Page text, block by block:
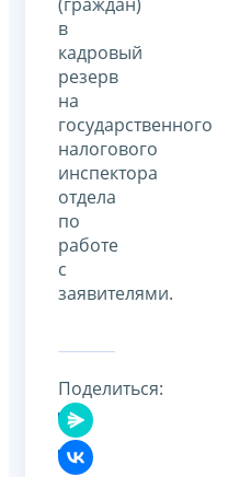
в
кадровый
резерв
на
государственного
налогового
инспектора
отдела
по
работе
с
заявителями.
Поделиться: